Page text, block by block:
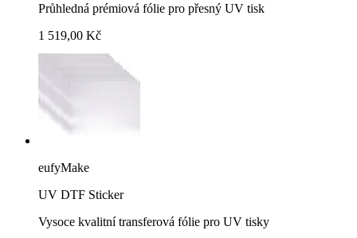
Průhledná prémiová fólie pro přesný UV tisk
1 519,00 Kč
eufyMake
UV DTF Sticker
Vysoce kvalitní transferová fólie pro UV tisky